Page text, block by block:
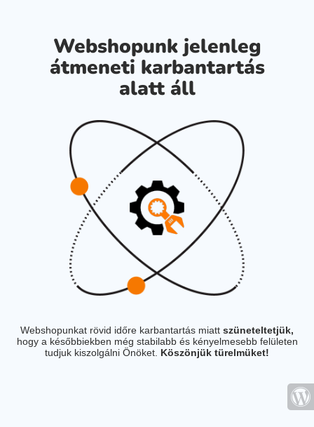
Webshopunk jelenleg
átmeneti karbantartás
alatt áll
Webshopunkat rövid időre karbantartás miatt szüneteltetjük,
hogy a későbbiekben még stabilabb és kényelmesebb felületen
tudjuk kiszolgálni Önöket. Köszönjük türelmüket!